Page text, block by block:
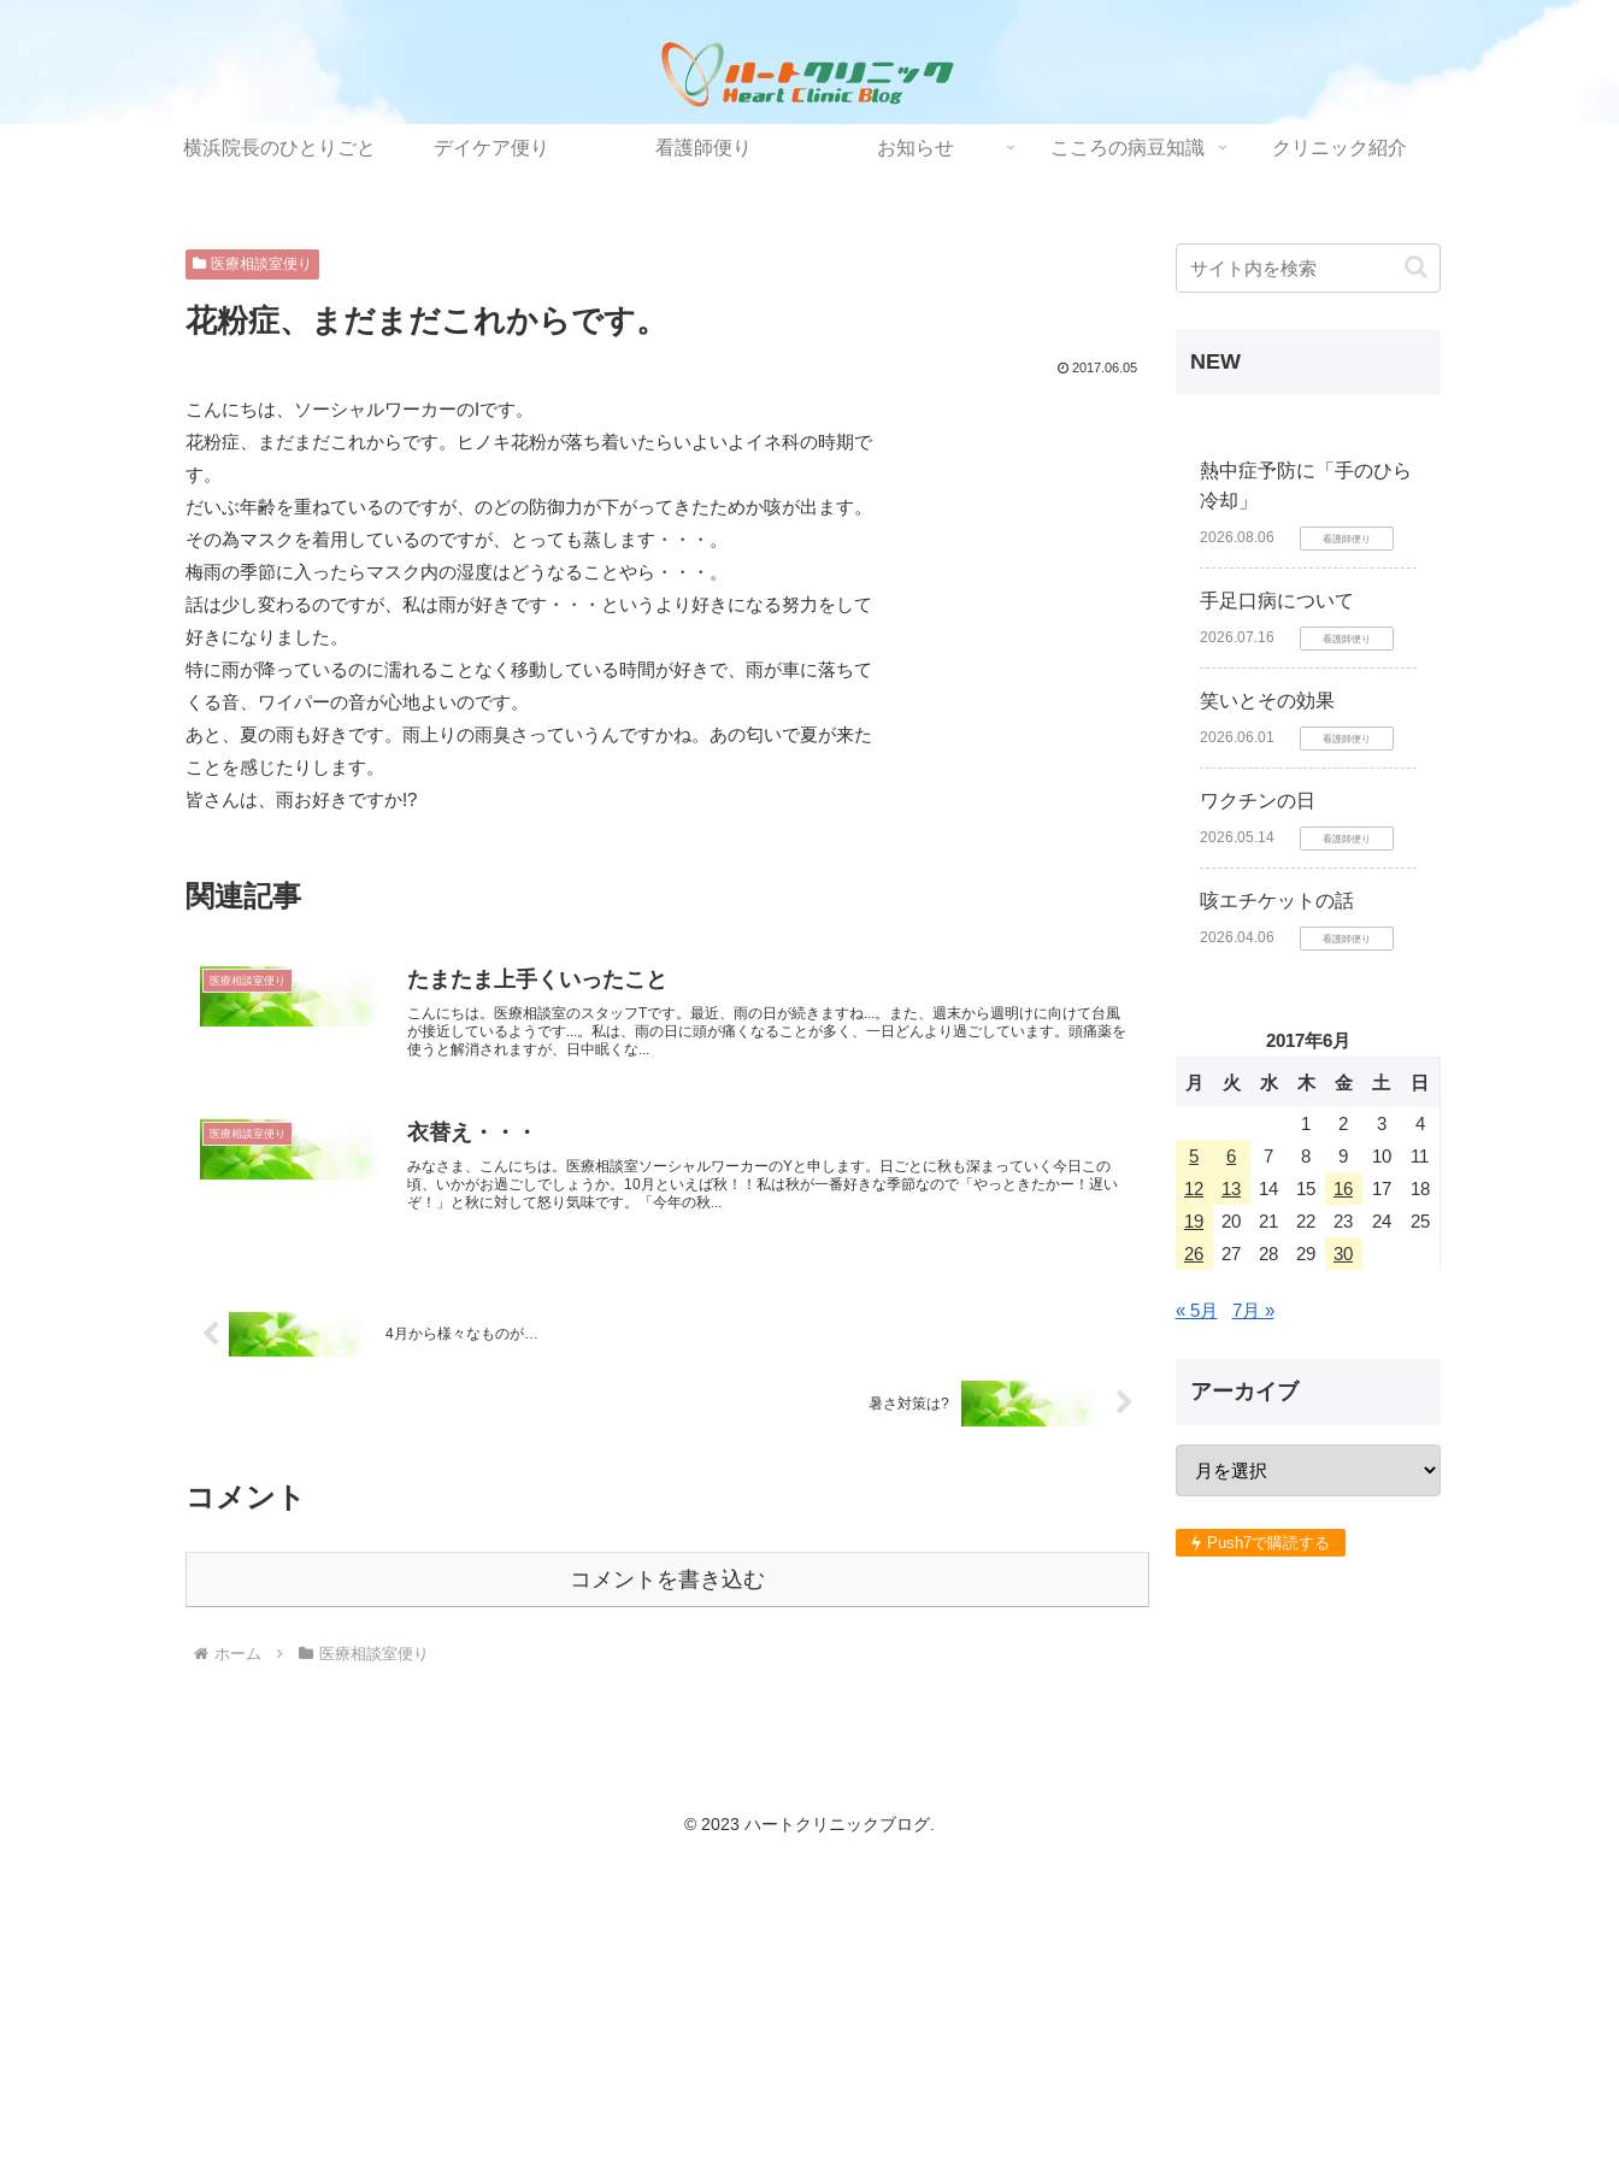
横浜院長のひとりごと デイケア便り 看護師便り お知らせ こころの病豆知識 クリニック紹介
医療相談室便り
花粉症、まだまだこれからです。
2017.06.05
こんにちは、ソーシャルワーカーのIです。
花粉症、まだまだこれからです。ヒノキ花粉が落ち着いたらいよいよイネ科の時期で
す。
だいぶ年齢を重ねているのですが、のどの防御力が下がってきたためか咳が出ます。
その為マスクを着用しているのですが、とっても蒸します・・・。
梅雨の季節に入ったらマスク内の湿度はどうなることやら・・・。
話は少し変わるのですが、私は雨が好きです・・・というより好きになる努力をして
好きになりました。
特に雨が降っているのに濡れることなく移動している時間が好きで、雨が車に落ちて
くる音、ワイパーの音が心地よいのです。
あと、夏の雨も好きです。雨上りの雨臭さっていうんですかね。あの匂いで夏が来た
ことを感じたりします。
皆さんは、雨お好きですか!?
関連記事
医療相談室便り たまたま上手くいったこと
こんにちは。医療相談室のスタッフTです。最近、雨の日が続きますね...。また、週末から週明けに向けて台風
が接近しているようです...。私は、雨の日に頭が痛くなることが多く、一日どんより過ごしています。頭痛薬を
使うと解消されますが、日中眠くな...
医療相談室便り 衣替え・・・
みなさま、こんにちは。医療相談室ソーシャルワーカーのYと申します。日ごとに秋も深まっていく今日この
頃、いかがお過ごしでしょうか。10月といえば秋！！私は秋が一番好きな季節なので「やっときたかー！遅い
ぞ！」と秋に対して怒り気味です。「今年の秋...
4月から様々なものが…
暑さ対策は?
コメント
コメントを書き込む
ホーム 医療相談室便り
NEW
熱中症予防に「手のひら
冷却」
2026.08.06 看護師便り
手足口病について
2026.07.16 看護師便り
笑いとその効果
2026.06.01 看護師便り
ワクチンの日
2026.05.14 看護師便り
咳エチケットの話
2026.04.06 看護師便り
2017年6月
月 火 水 木 金 土
日
1
2 3
4
5
6 7 8 9 10
11
12
13 14 15 16 17
18
19
20 21 22 23 24
25
26
27 28 29 30
« 5月 7月 »
アーカイブ
Push7で購読する
© 2023 ハートクリニックブログ.